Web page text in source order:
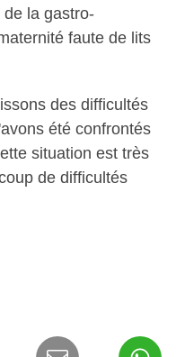
la gastro-
faute de lits
des difficultés
été confrontés
situation est très
de difficultés